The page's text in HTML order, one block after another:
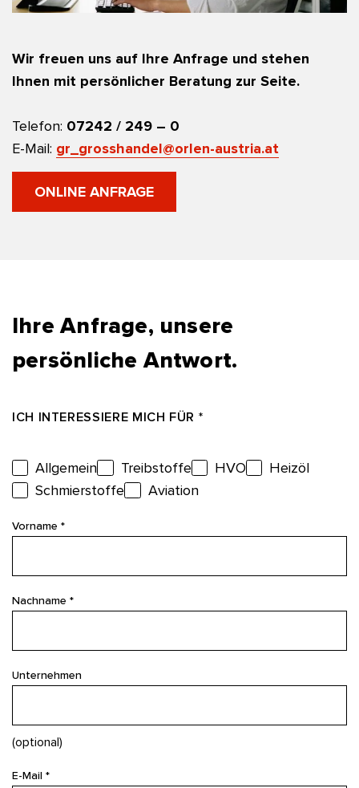
Wir freuen uns auf Ihre Anfrage und stehen
Ihnen mit persönlicher Beratung zur Seite.
Telefon: 07242 / 249 – 0
E-Mail: gr_grosshandel@orlen-austria.at
ONLINE ANFRAGE
Ihre Anfrage, unsere
persönliche Antwort.
ICH INTERESSIERE MICH FÜR *
Allgemein Treibstoffe HVO
Heizöl
Schmierstoffe
Aviation
Vorname *
Nachname *
Unternehmen
(optional)
E-Mail *